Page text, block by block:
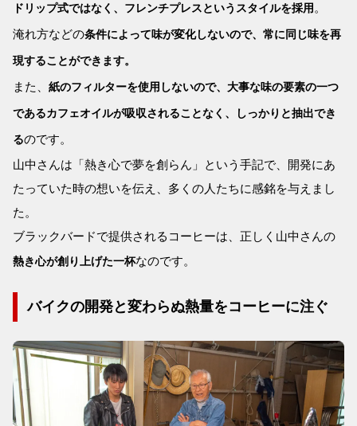
ドリップ式ではなく、フレンチプレスというスタイルを採用 。
淹れ方などの条件によって味が変化しないので、常に同じ味を再
現することができます。
また、 紙のフィルターを使用しないので、大事な味の要素の一つ
であるカフェオイルが吸収されることなく、しっかりと抽出でき
るのです。
山中さんは「熱き心で夢を創らん」という手記で、開発にあ
たっていた時の想いを伝え、多くの人たちに感銘を与えまし
た。
ブラックバードで提供されるコーヒーは、正しく山中さんの
熱き心が創り上げた一杯なのです。
バイクの開発と変わらぬ熱量をコーヒーに注ぐ